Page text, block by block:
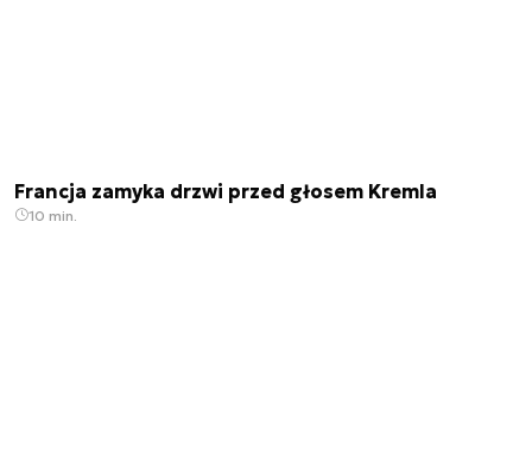
Francja zamyka drzwi przed głosem Kremla
10 min.